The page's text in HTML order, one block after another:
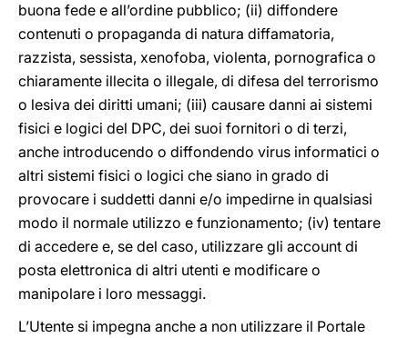
buona fede e all’ordine pubblico; (ii) diffondere
contenuti o propaganda di natura diffamatoria,
razzista, sessista, xenofoba, violenta, pornografica o
chiaramente illecita o illegale, di difesa del terrorismo
o lesiva dei diritti umani; (iii) causare danni ai sistemi
fisici e logici del DPC, dei suoi fornitori o di terzi,
anche introducendo o diffondendo virus informatici o
altri sistemi fisici o logici che siano in grado di
provocare i suddetti danni e/o impedirne in qualsiasi
modo il normale utilizzo e funzionamento; (iv) tentare
di accedere e, se del caso, utilizzare gli account di
posta elettronica di altri utenti e modificare o
manipolare i loro messaggi.
L’Utente si impegna anche a non utilizzare il Portale